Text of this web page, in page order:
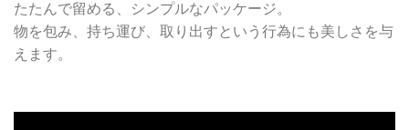
たたんで留める、シンプルなパッケージ。
物を包み、持ち運び、取り出すという行為にも美しさを与
えます。